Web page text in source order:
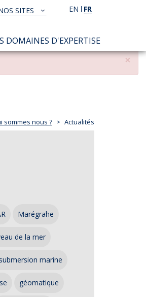
EN FR
SITES
DOMAINES D'EXPERTISE
×
sommes nous ? Actualités
Marégrahe
de la mer
marine
géomatique